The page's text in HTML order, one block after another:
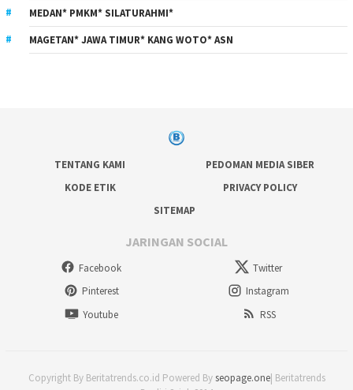
MEDAN* PMKM* SILATURAHMI*
MAGETAN* JAWA TIMUR* KANG WOTO* ASN
TENTANG KAMI
PEDOMAN MEDIA SIBER
KODE ETIK
PRIVACY POLICY
SITEMAP
JARINGAN SOCIAL
Facebook
Twitter
Pinterest
Instagram
Youtube
RSS
Copyright By Beritatrends.co.id Powered Byseopage.one| Beritatrends